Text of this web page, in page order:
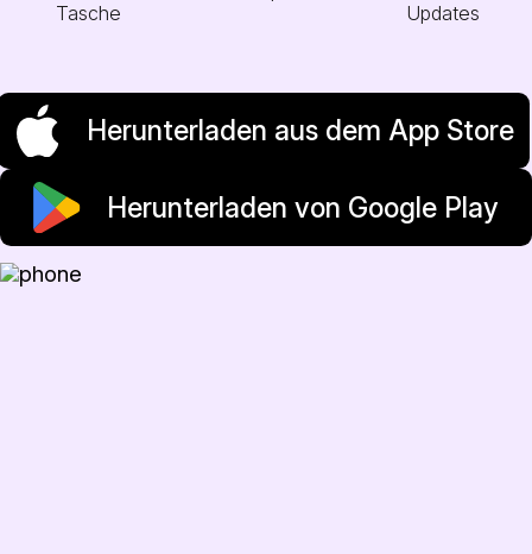
Tasche
Updates
Herunterladen aus dem App Store
Herunterladen von Google Play